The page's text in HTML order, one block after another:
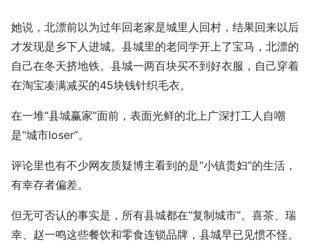
她说，北漂前以为过年回老家是城里人回村，结果回来以后
才发现是乡下人进城。县城里的老同学开上了宝马，北漂的
自己在冬天挤地铁。县城一两百块买不到好衣服，自己穿着
在淘宝凑满减买的45块钱针织毛衣。
在一堆“县城赢家”面前，表面光鲜的北上广深打工人自嘲
是“城市loser”。
评论里也有不少网友质疑博主看到的是“小镇贵妇”的生活，
有幸存者偏差。
但无可否认的事实是，所有县城都在“复制城市”。喜茶、瑞
幸、赵一鸣这些餐饮和零食连锁品牌，县城早已见惯不怪。